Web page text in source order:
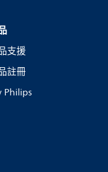
支援
註冊
Philips